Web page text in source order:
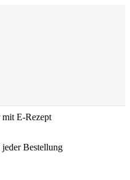
mit E-Rezept
jeder Bestellung